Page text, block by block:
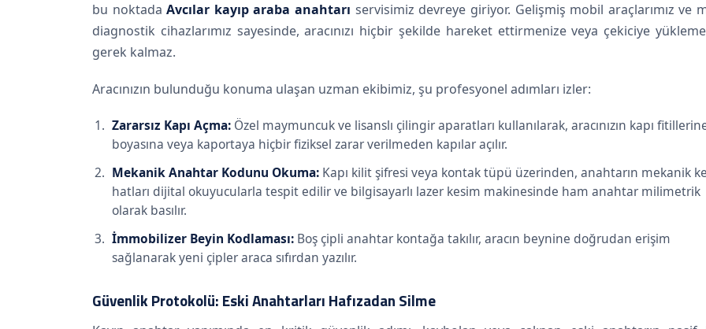
bu noktadaAvcılar kayıp araba anahtarı servisimiz devreye giriyor. Gelişmiş mobil araçlarımız ve
diagnostik cihazlarımız sayesinde, aracınızı hiçbir şekilde hareket ettirmenize veya çekiciye
gerek kalmaz.
Aracınızın bulunduğu konuma ulaşan uzman ekibimiz, şu profesyonel adımları izler:
Zararsız Kapı Açma: Özel maymuncuk ve lisanslı çilingir aparatları kullanılarak, aracınızın kapı
boyasına veya kaportaya hiçbir fiziksel zarar verilmeden kapılar açılır.
Mekanik Anahtar Kodunu Okuma: Kapı kilit şifresi veya kontak tüpü üzerinden, anahtarın mekanik
hatları dijital okuyucularla tespit edilir ve bilgisayarlı lazer kesim makinesinde ham anahtar milimetrik
olarak basılır.
İmmobilizer Beyin Kodlaması: Boş çipli anahtar kontağa takılır, aracın beynine doğrudan erişim
sağlanarak yeni çipler araca sıfırdan yazılır.
Güvenlik Protokolü: Eski Anahtarları Hafızadan Silme